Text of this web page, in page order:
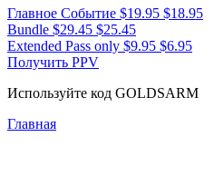
Главное Событие $19.95 $18.95
Bundle $29.45 $25.45
Extended Pass only $9.95 $6.95
Получить PPV
Используйте код GOLDSARM
Главная